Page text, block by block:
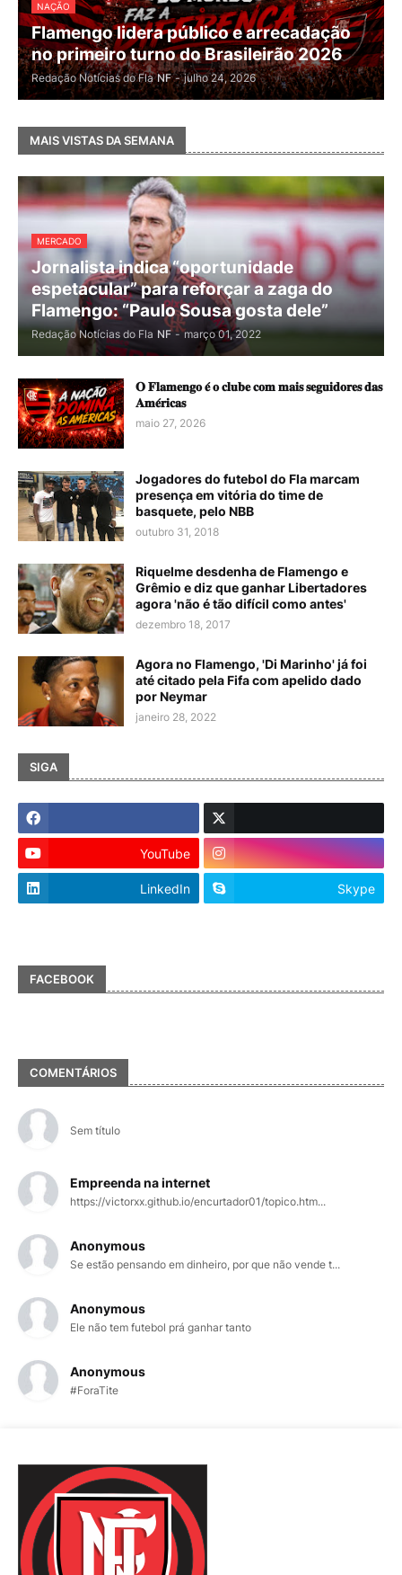
NAÇÃO
Flamengo lidera público e arrecadação
no primeiro turno do Brasileirão 2026
Redação Notícias do Fla NF - julho 24, 2026
MAIS VISTAS DA SEMANA
MERCADO
Jornalista indica “oportunidade
espetacular” para reforçar a zaga do
Flamengo: “Paulo Sousa gosta dele”
Redação Notícias do Fla NF - março 01, 2022
𝐎 𝐅𝐥𝐚𝐦𝐞𝐧𝐠𝐨 𝐞́ 𝐨 𝐜𝐥𝐮𝐛𝐞 𝐜𝐨𝐦 𝐦𝐚𝐢𝐬 𝐬𝐞𝐠𝐮𝐢𝐝𝐨𝐫𝐞𝐬 𝐝𝐚𝐬
𝐀𝐦𝐞́𝐫𝐢𝐜𝐚𝐬
maio 27, 2026
Jogadores do futebol do Fla marcam
presença em vitória do time de
basquete, pelo NBB
outubro 31, 2018
Riquelme desdenha de Flamengo e
Grêmio e diz que ganhar Libertadores
agora 'não é tão difícil como antes'
dezembro 18, 2017
Agora no Flamengo, 'Di Marinho' já foi
até citado pela Fifa com apelido dado
por Neymar
janeiro 28, 2022
SIGA
YouTube
LinkedIn Skype
FACEBOOK
COMENTÁRIOS
Sem título
Empreenda na internet
https://victorxx.github.io/encurtador01/topico.htm...
Anonymous
Se estão pensando em dinheiro, por que não vende t...
Anonymous
Ele não tem futebol prá ganhar tanto
Anonymous
#ForaTite